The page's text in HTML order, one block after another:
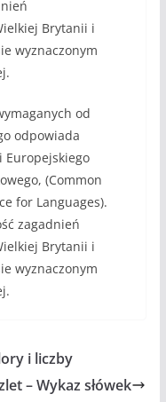
Brytanii i
wyznaczonym
od
odpowiada
Europejskiego
(Common
for Languages).
zagadnień
Brytanii i
wyznaczonym
i liczby
– Wykaz słówek